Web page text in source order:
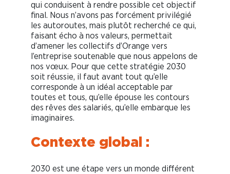
qui conduisent à rendre possible cet objectif
final. Nous n’avons pas forcément privilégié
les autoroutes, mais plutôt recherché ce qui,
faisant écho à nos valeurs, permettait
d’amener les collectifs d’Orange vers
l’entreprise soutenable que nous appelons de
nos vœux. Pour que cette stratégie 2030
soit réussie, il faut avant tout qu’elle
corresponde à un idéal acceptable par
toutes et tous, qu’elle épouse les contours
des rêves des salariés, qu’elle embarque les
imaginaires.
Contexte global :
2030 est une étape vers un monde différent